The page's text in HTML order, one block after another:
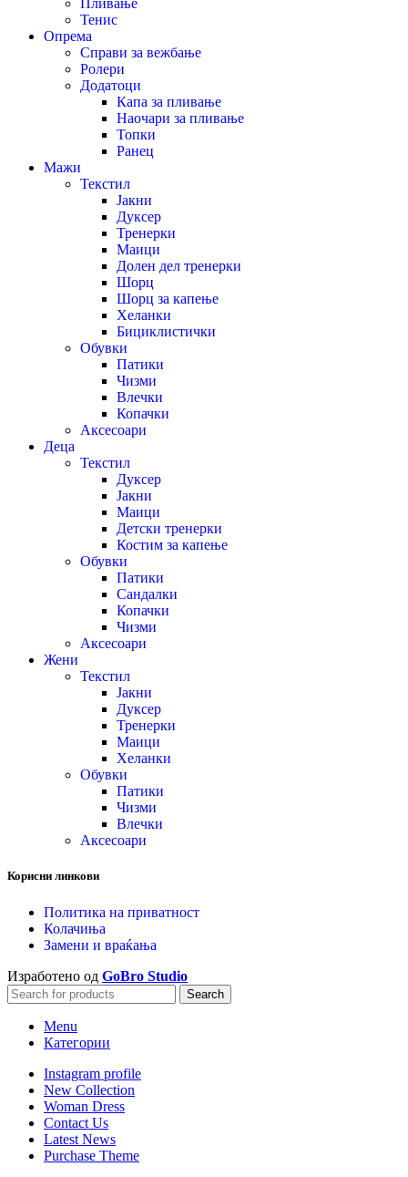
Пливање
Тенис
Опрема
Справи за вежбање
Ролери
Додатоци
Капа за пливање
Наочари за пливање
Топки
Ранец
Мажи
Текстил
Јакни
Дуксер
Тренерки
Маици
Долен дел тренерки
Шорц
Шорц за капење
Хеланки
Бициклистички
Обувки
Патики
Чизми
Влечки
Копачки
Аксесоари
Деца
Текстил
Дуксер
Јакни
Маици
Детски тренерки
Костим за капење
Обувки
Патики
Сандалки
Копачки
Чизми
Аксесоари
Жени
Текстил
Јакни
Дуксер
Тренерки
Маици
Хеланки
Обувки
Патики
Чизми
Влечки
Аксесоари
Корисни линкови
Политика на приватност
Колачиња
Замени и враќања
Изработено од GoBro Studio
Search
Menu
Категории
Instagram profile
New Collection
Woman Dress
Contact Us
Latest News
Purchase Theme